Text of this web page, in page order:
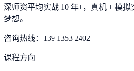
深师资平均实战 10 年+，真机 + 模拟
梦想。
咨询热线： 139 1353 2402
课程方向